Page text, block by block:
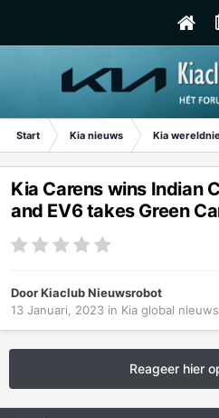
Start Kia nieuws Kia
Kia Carens wins Indian
and EV6 takes Green
DoorKiaclub Nieuwsrobot
13 Januari, 2023 in Kia global nieuws
Reageer hier